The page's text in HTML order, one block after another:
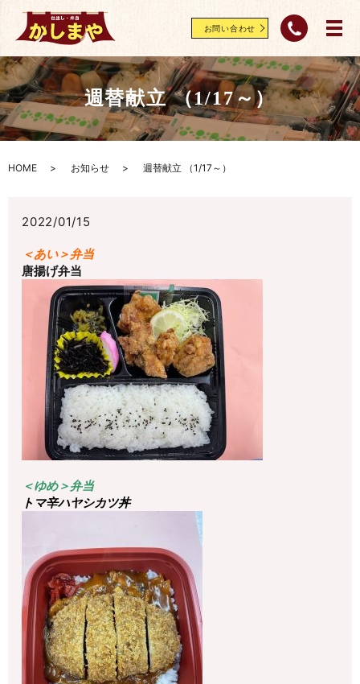
お問い合わせ
週替献立 （1/17～）
HOME お知らせ 週替献立 （1/17～）
2022/01/15
＜あい＞弁当
唐揚げ弁当
＜ゆめ＞弁当
トマ辛ハヤシカツ丼